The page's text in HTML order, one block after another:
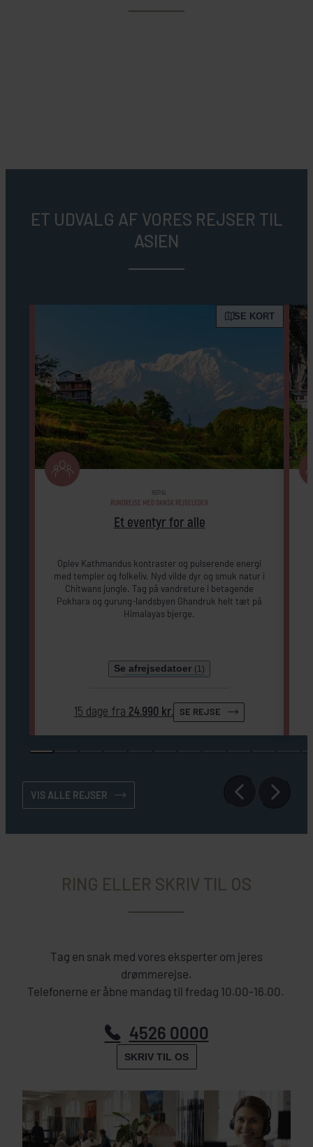
ET UDVALG AF VORES REJSER TIL
ASIEN
SE KORT
Et eventyr for alle
NEPAL
RUNDREJSE MED DANSK REJSELEDER
Oplev Kathmandus kontraster og pulserende energi
med templer og folkeliv. Nyd vilde dyr og smuk natur i
Chitwans jungle. Tag på vandreture i betagende
Pokhara og gurung-landsbyen Ghandruk helt tæt på
Himalayas bjerge.
Se afrejsedatoer (1)
15 dage fra 24.990 kr. SE REJSE
VIS ALLE REJSER
RING ELLER SKRIV TIL OS
Tag en snak med vores eksperter om jeres
drømmerejse.
Telefonerne er åbne mandag til fredag 10.00-16.00.
4526 0000
SKRIV TIL OS